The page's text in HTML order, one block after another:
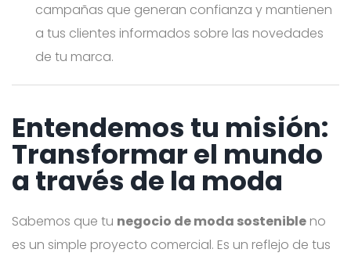
campañas que generan confianza y mantienen
a tus clientes informados sobre las novedades
de tu marca.
Entendemos tu misión:
Transformar el mundo
a través de la moda
Sabemos que tu negocio de moda sostenible no
es un simple proyecto comercial. Es un reflejo de tus